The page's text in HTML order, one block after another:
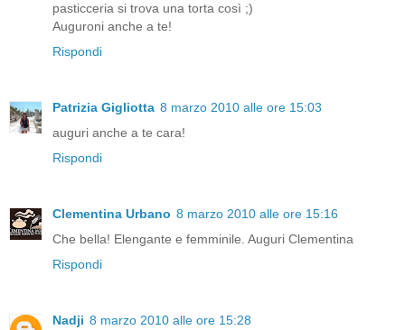
pasticceria si trova una torta così ;)
Auguroni anche a te!
Rispondi
Patrizia Gigliotta 8 marzo 2010 alle ore 15:03
auguri anche a te cara!
Rispondi
Clementina Urbano 8 marzo 2010 alle ore 15:16
Che bella! Elengante e femminile. Auguri Clementina
Rispondi
Nadji 8 marzo 2010 alle ore 15:28